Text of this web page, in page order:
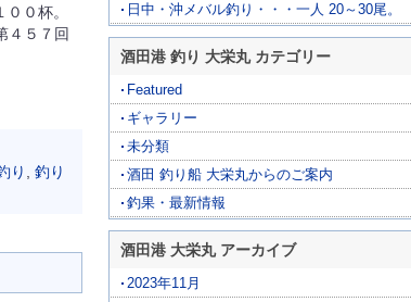
０杯。
４５７回
り
釣り
日中・沖メバル釣り・・・一人 20～30尾。
酒田港 釣り 大栄丸 カテゴリー
Featured
ギャラリー
未分類
酒田 釣り船 大栄丸からのご案内
釣果・最新情報
酒田港 大栄丸 アーカイブ
2023年11月